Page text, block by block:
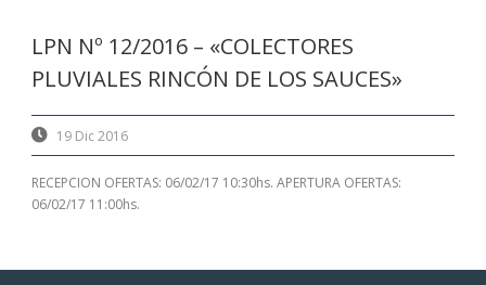
LPN Nº 12/2016 – «COLECTORES
PLUVIALES RINCÓN DE LOS SAUCES»
19 Dic 2016
RECEPCION OFERTAS: 06/02/17 10:30hs. APERTURA OFERTAS:
06/02/17 11:00hs.